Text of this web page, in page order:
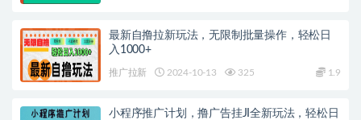
最新自撸拉新玩法，无限制批量操作，轻松日
入1000+
推广拉新 2024-10-13 325 1.9
小程序推广计划，撸广告挂JI全新玩法，轻松日